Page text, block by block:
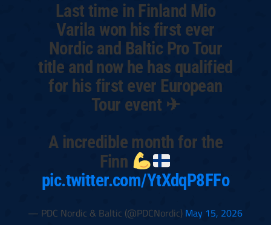
Last time in Finland Mio
Varila won his first ever
Nordic and Baltic Pro Tour
title and now he has qualified
for his first ever European
Tour event ✈
A incredible month for the
Finn
pic.twitter.com/YtXdqP8FFo
— PDC Nordic & Baltic (@PDCNordic) May 15, 2026